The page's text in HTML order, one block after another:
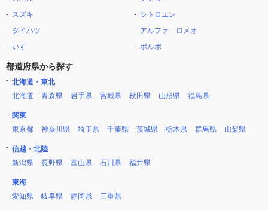
スズキ
ダイハツ
いすゞ
シトロエン
アルファ ロメオ
ボルボ
都道府県から探す
北海道・東北
北海道
青森県 岩手県 宮城県 秋田県 山形県 福島県
関東
東京都
神奈川県 埼玉県 千葉県 茨城県 栃木県 群馬県 山梨県
信越・北陸
新潟県
長野県 富山県 石川県 福井県
東海
愛知県
岐阜県 静岡県 三重県